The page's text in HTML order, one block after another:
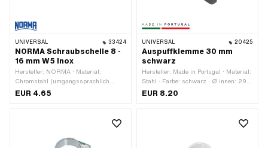
UNIVERSAL 33424
NORMA Schraubschelle 8 -
16 mm W5 Inox
Hersteller: NORMA · Material:
Chromstahl (umgangssprachlich
bekannt als Nirosta) · Breite: 9 mm ·
EUR 4.65
UNIVERSAL 20425
Auspuffklemme 30 mm
schwarz
Hersteller: Made in Portugal · Material:
Stahl · Farbe: schwarz · Ø innen: 29 -
31 mm · Befestigungsart: Schrauben &
EUR 8.20